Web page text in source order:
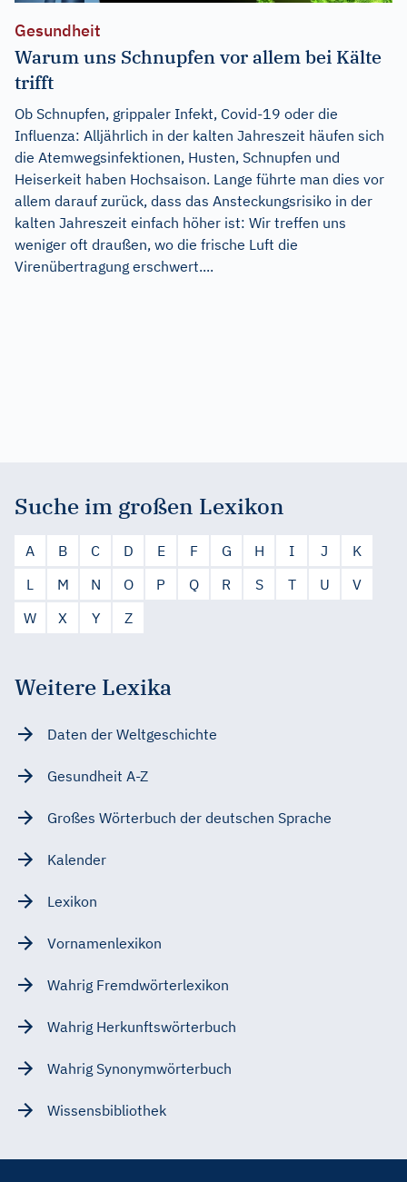
Gesundheit
Warum uns Schnupfen vor allem bei Kälte
trifft
Ob Schnupfen, grippaler Infekt, Covid-19 oder die
Influenza: Alljährlich in der kalten Jahreszeit häufen sich
die Atemwegsinfektionen, Husten, Schnupfen und
Heiserkeit haben Hochsaison. Lange führte man dies vor
allem darauf zurück, dass das Ansteckungsrisiko in der
kalten Jahreszeit einfach höher ist: Wir treffen uns
weniger oft draußen, wo die frische Luft die
Virenübertragung erschwert....
Suche im großen Lexikon
A B C D E F G H I J
K
L
M N O P Q R S T U
V
W
X Y Z
Weitere Lexika
Daten der Weltgeschichte
Gesundheit A-Z
Großes Wörterbuch der deutschen Sprache
Kalender
Lexikon
Vornamenlexikon
Wahrig Fremdwörterlexikon
Wahrig Herkunftswörterbuch
Wahrig Synonymwörterbuch
Wissensbibliothek